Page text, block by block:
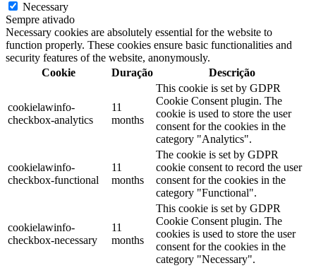
Necessary
Sempre ativado
Necessary cookies are absolutely essential for the website to
function properly. These cookies ensure basic functionalities and
security features of the website, anonymously.
Cookie
Duração Descrição
cookielawinfo-
checkbox-analytics
11
months
This cookie is set by GDPR
Cookie Consent plugin. The
cookie is used to store the user
consent for the cookies in the
category "Analytics".
cookielawinfo-
checkbox-functional
11
months
The cookie is set by GDPR
cookie consent to record the user
consent for the cookies in the
category "Functional".
cookielawinfo-
checkbox-necessary
11
months
This cookie is set by GDPR
Cookie Consent plugin. The
cookies is used to store the user
consent for the cookies in the
category "Necessary".